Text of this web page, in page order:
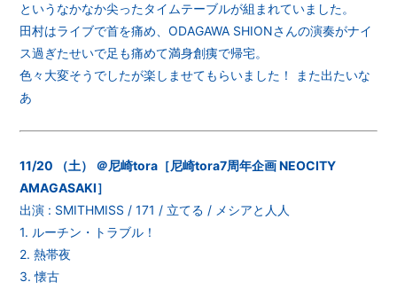
というなかなか尖ったタイムテーブルが組まれていました。
田村はライブで首を痛め、ODAGAWA SHIONさんの演奏がナイ
ス過ぎたせいで足も痛めて満身創痍で帰宅。
色々大変そうでしたが楽しませてもらいました！ また出たいな
あ
11/20 （土） ＠尼崎tora［尼崎tora7周年企画 NEOCITY
AMAGASAKI］
出演 : SMITHMISS / 171 / 立てる / メシアと人人
1. ルーチン・トラブル！
2. 熱帯夜
3. 懐古